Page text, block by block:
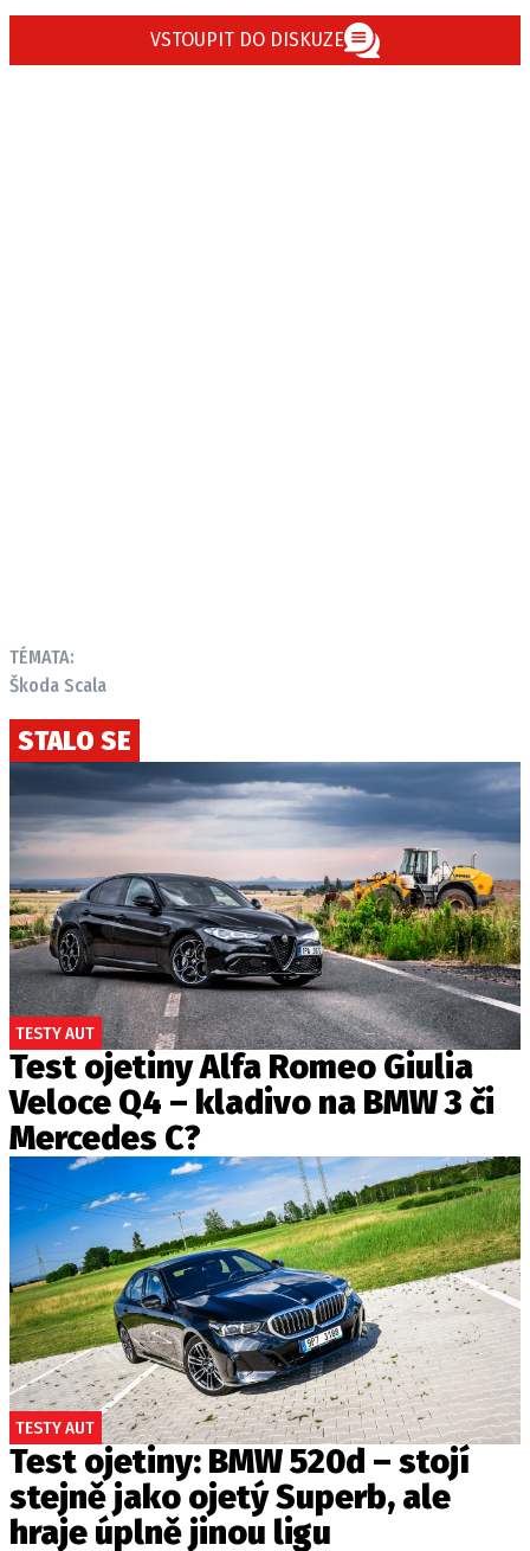
VSTOUPIT DO DISKUZE
TÉMATA:
Škoda Scala
STALO SE
TESTY AUT
Test ojetiny Alfa Romeo Giulia
Veloce Q4 – kladivo na BMW 3 či
Mercedes C?
TESTY AUT
Test ojetiny: BMW 520d – stojí
stejně jako ojetý Superb, ale
hraje úplně jinou ligu